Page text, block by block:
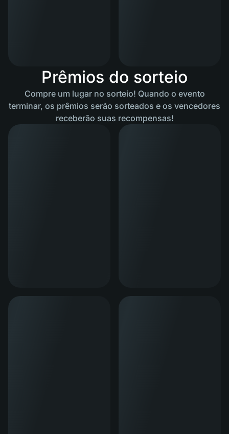
Prêmios do sorteio
Compre um lugar no sorteio! Quando o evento
terminar, os prêmios serão sorteados e os vencedores
receberão suas recompensas!